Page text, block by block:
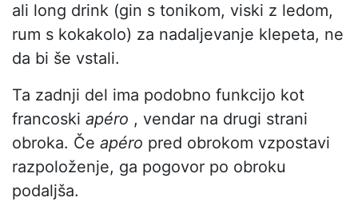
ali long drink (gin s tonikom, viski z ledom,
rum s kokakolo) za nadaljevanje klepeta, ne
da bi še vstali.
Ta zadnji del ima podobno funkcijo kot
francoski apéro , vendar na drugi strani
obroka. Če apéro pred obrokom vzpostavi
razpoloženje, ga pogovor po obroku
podaljša.